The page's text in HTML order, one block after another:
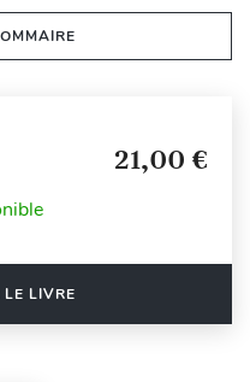
21,00 €
LE LIVRE